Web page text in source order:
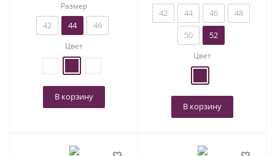
Размер
42 44 46
Цвет
В корзину
42 44 46
48
50
52
Цвет
В корзину